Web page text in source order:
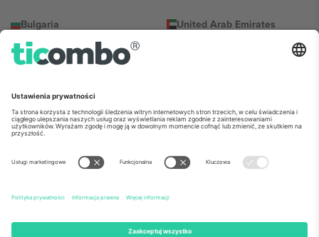
Bulgaria
Regus Sofia City West, bul
Totleben 53-55, 1606 Sofia,
United Arab Emirates
UAE Dubai Silicon Oasis, DDP
Building A1, Office 302, Dubai,
Mexico
Av Chapultepec 360, Roma
Norte, Cuauhtémoc, 06700
Ciudad de México, CDMX,
Mexico
Podmiot prawny dostawcy platformy może się różnić w zależności
informacje, sprawdź stronę konkretnego wydarzenia, stopkę i